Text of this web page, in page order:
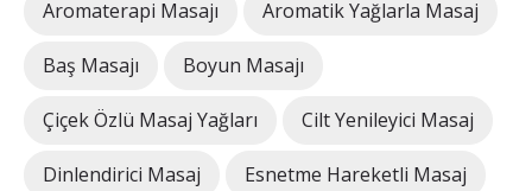
Aromaterapi Masajı Aromatik Yağlarla Masaj
Baş Masajı Boyun Masajı
Çiçek Özlü Masaj Yağları Cilt Yenileyici Masaj
Dinlendirici Masaj Esnetme Hareketli Masaj